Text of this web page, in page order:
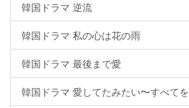
韓国ドラマ 逆流
韓国ドラマ 私の心は花の雨
韓国ドラマ 最後まで愛
韓国ドラマ 愛してたみたい〜すべて